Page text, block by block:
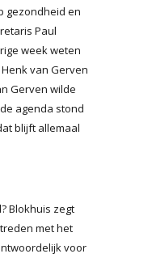
gezondheid en
Paul
week weten
van Gerven
Gerven wilde
agenda stond
blijft allemaal
Blokhuis zegt
met het
voor